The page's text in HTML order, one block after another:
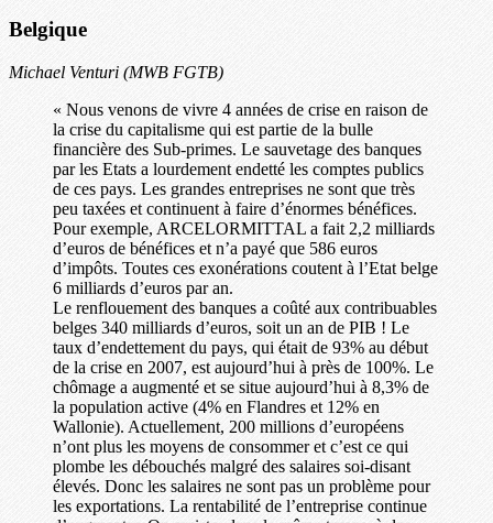
Belgique
Michael Venturi (MWB FGTB)
« Nous venons de vivre 4 années de crise en raison de
la crise du capitalisme qui est partie de la bulle
financière des Sub-primes. Le sauvetage des banques
par les Etats a lourdement endetté les comptes publics
de ces pays. Les grandes entreprises ne sont que très
peu taxées et continuent à faire d’énormes bénéfices.
Pour exemple, ARCELORMITTAL a fait 2,2 milliards
d’euros de bénéfices et n’a payé que 586 euros
d’impôts. Toutes ces exonérations coutent à l’Etat belge
6 milliards d’euros par an.
Le renflouement des banques a coûté aux contribuables
belges 340 milliards d’euros, soit un an de PIB ! Le
taux d’endettement du pays, qui était de 93% au début
de la crise en 2007, est aujourd’hui à près de 100%. Le
chômage a augmenté et se situe aujourd’hui à 8,3% de
la population active (4% en Flandres et 12% en
Wallonie). Actuellement, 200 millions d’européens
n’ont plus les moyens de consommer et c’est ce qui
plombe les débouchés malgré des salaires soi-disant
élevés. Donc les salaires ne sont pas un problème pour
les exportations. La rentabilité de l’entreprise continue